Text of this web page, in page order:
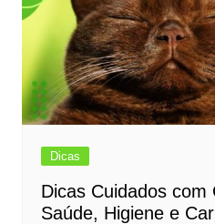
Dicas
Dicas Cuidados
Saúde, Higiene e